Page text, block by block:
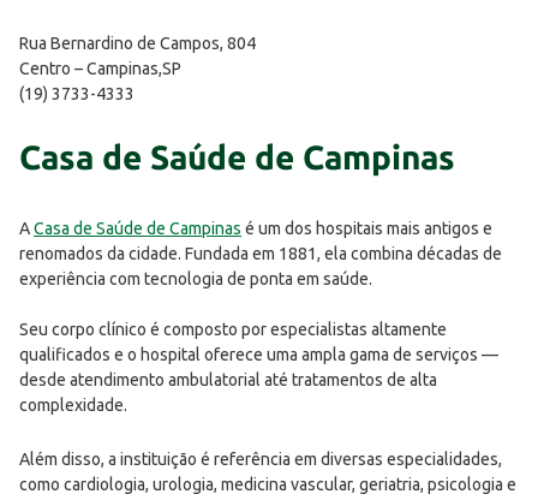
Rua Bernardino de Campos, 804
Centro – Campinas,SP
(19) 3733-4333
Casa de Saúde de Campinas
ACasa de Saúde de Campinas é um dos hospitais mais antigos e
renomados da cidade. Fundada em 1881, ela combina décadas de
experiência com tecnologia de ponta em saúde.
Seu corpo clínico é composto por especialistas altamente
qualificados e o hospital oferece uma ampla gama de serviços —
desde atendimento ambulatorial até tratamentos de alta
complexidade.
Além disso, a instituição é referência em diversas especialidades,
como cardiologia, urologia, medicina vascular, geriatria, psicologia e